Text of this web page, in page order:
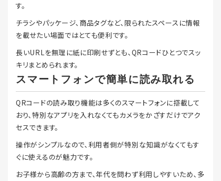
す。
チラシやパッケージ、商品タグなど、限られたスペースに情報
を載せたい場面ではとても便利です。
長いURLを無理に紙に印刷せずとも、QRコードひとつでスッ
キリまとめられます。
スマートフォンで簡単に読み取れる
QRコードの読み取り機能は多くのスマートフォンに搭載して
おり、特別なアプリを入れなくてもカメラをかざすだけでアク
セスできます。
操作がシンプルなので、利用者側が特別な知識がなくてもす
ぐに使えるのが魅力です。
お子様から高齢の方まで、年代を問わず利用しやすいため、多